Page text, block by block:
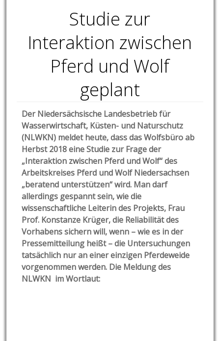
Studie zur
Interaktion zwischen
Pferd und Wolf
geplant
Der Niedersächsische Landesbetrieb für
Wasserwirtschaft, Küsten- und Naturschutz
(NLWKN) meldet heute, dass das Wolfsbüro ab
Herbst 2018 eine Studie zur Frage der
„Interaktion zwischen Pferd und Wolf“ des
Arbeitskreises Pferd und Wolf Niedersachsen
„beratend unterstützen“ wird. Man darf
allerdings gespannt sein, wie die
wissenschaftliche Leiterin des Projekts, Frau
Prof. Konstanze Krüger, die Reliabilität des
Vorhabens sichern will, wenn – wie es in der
Pressemitteilung heißt – die Untersuchungen
tatsächlich nur an einer einzigen Pferdeweide
vorgenommen werden. Die Meldung des
NLWKN im Wortlaut: